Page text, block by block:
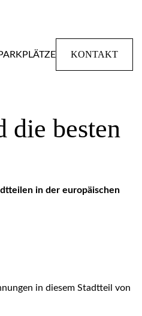
PARKPLÄTZE KONTAKT
die besten
in der europäischen
in diesem Stadtteil von